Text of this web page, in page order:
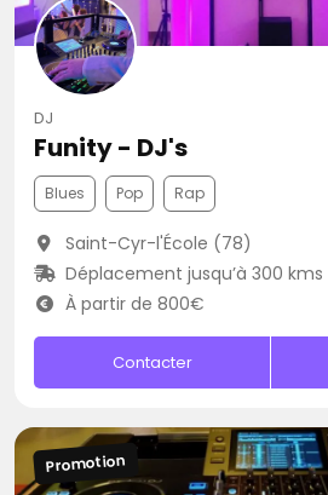
DJ
Funity - DJ's
Blues Pop Rap
Saint-Cyr-l'École (78)
Déplacement jusqu’à 300 kms
À partir de 800€
Contacter
Promotion